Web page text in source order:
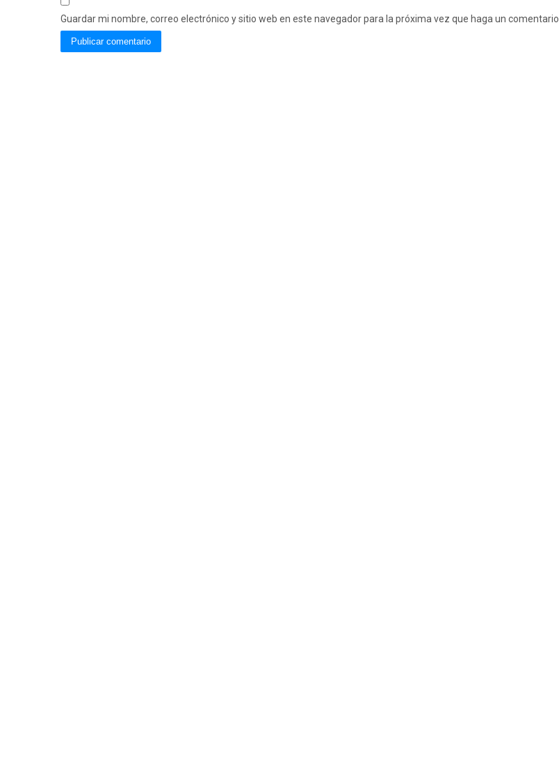
Guardar mi nombre, correo electrónico y sitio web en este navegador para la próxima vez que haga un comentario.